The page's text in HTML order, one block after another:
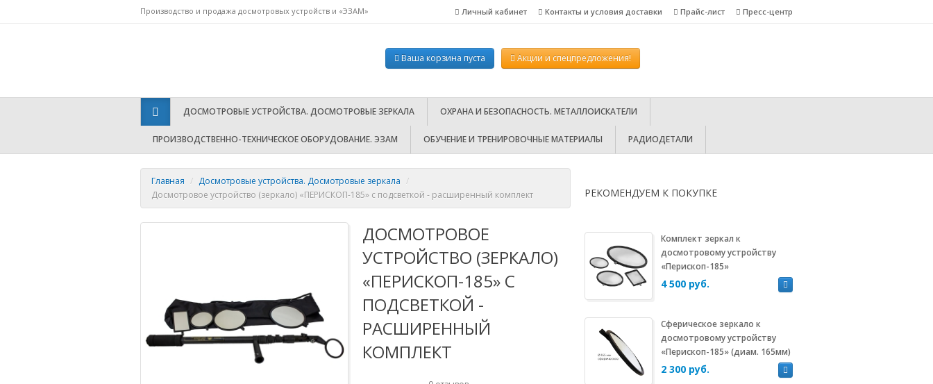
Личный кабинет Контакты и условия доставки Прайс-лист Пресс-центр
Производство и продажа досмотровых устройств и «ЭЗАМ»
Тел.: 8-800-100-18-46 (бесплатно по РФ). Пн.-пт. с 10:00-18:00.
Акциии спецпредложения!
Ваша корзина пуста
ДОСМОТРОВЫЕ УСТРОЙСТВА. ДОСМОТРОВЫЕ ЗЕРКАЛА ОХРАНА И БЕЗОПАСНОСТЬ. МЕТАЛЛОИСКАТЕЛИ
ПРОИЗВОДСТВЕННО-ТЕХНИЧЕСКОЕ ОБОРУДОВАНИЕ. ЭЗАМ ОБУЧЕНИЕ И ТРЕНИРОВОЧНЫЕ МАТЕРИАЛЫ РАДИОДЕТАЛИ
Главная / Досмотровые устройства. Досмотровые зеркала /
Досмотровое устройство (зеркало) «ПЕРИСКОП-185» с подсветкой - расширенный комплект
ДОСМОТРОВОЕ
УСТРОЙСТВО (ЗЕРКАЛО)
«ПЕРИСКОП-185» С
ПОДСВЕТКОЙ -
РАСШИРЕННЫЙ
КОМПЛЕКТ
РЕКОМЕНДУЕМ К ПОКУПКЕ
Комплект зеркал к
досмотровому устройству
«Перископ-185»
4 500 руб.
Сферическое зеркало к
досмотровому устройству
«Перископ-185» (диам. 165мм)
2 300 руб.